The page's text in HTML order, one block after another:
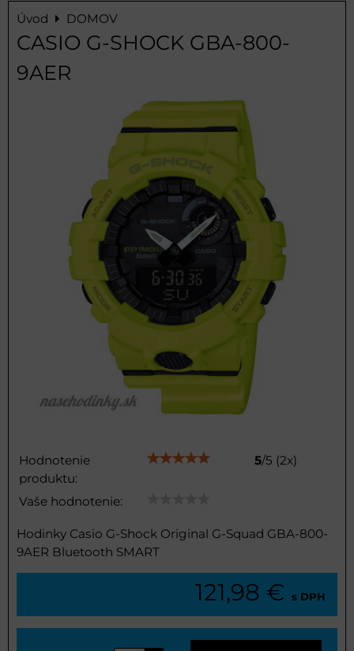
Úvod DOMOV
CASIO G-SHOCK GBA-800-
9AER
Hodnotenie
produktu:
5/5 (2x)
Vaše hodnotenie:
Hodinky Casio G-Shock Original G-Squad GBA-800-
9AER Bluetooth SMART
121,98 € s DPH